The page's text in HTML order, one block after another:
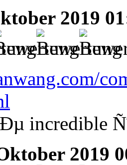
2019
incredible
2019